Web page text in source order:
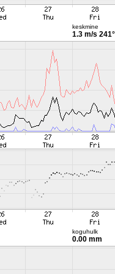
keskmine
1.3 m/s 241°
koguhulk
0.00 mm